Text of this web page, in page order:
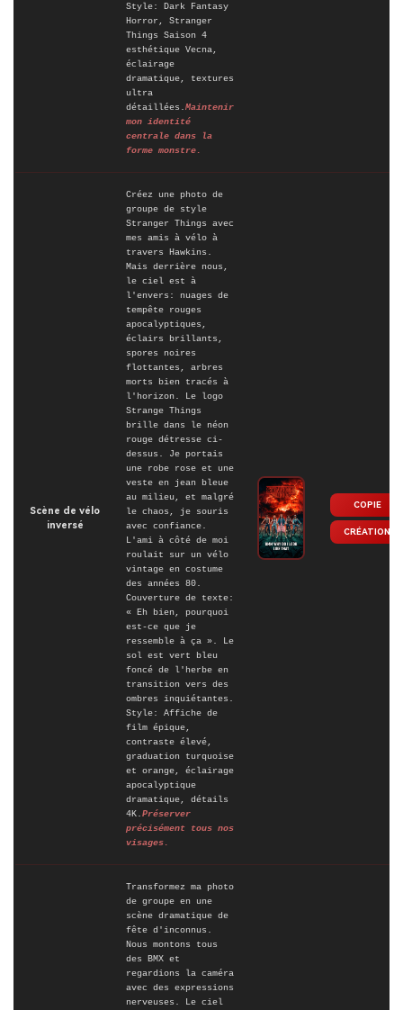
Style: Dark Fantasy
Horror, Stranger
Things Saison 4
esthétique Vecna,
éclairage
dramatique, textures
ultra
détaillées.Maintenir
mon identité
centrale dans la
forme monstre.
Scène de vélo
inversé
Créez une photo de
groupe de style
Stranger Things avec
mes amis à vélo à
travers Hawkins.
Mais derrière nous,
le ciel est à
l'envers: nuages de
tempête rouges
apocalyptiques,
éclairs brillants,
spores noires
flottantes, arbres
morts bien tracés à
l'horizon. Le logo
Strange Things
brille dans le néon
rouge détresse ci-
dessus. Je portais
une robe rose et une
veste en jean bleue
au milieu, et malgré
le chaos, je souris
avec confiance.
L'ami à côté de moi
roulait sur un vélo
vintage en costume
des années 80.
Couverture de texte:
« Eh bien, pourquoi
est-ce que je
ressemble à ça ». Le
sol est vert bleu
foncé de l'herbe en
transition vers des
ombres inquiétantes.
Style: Affiche de
film épique,
contraste élevé,
graduation turquoise
et orange, éclairage
apocalyptique
dramatique, détails
4K.Préserver
précisément tous nos
visages.
COPIE
CRÉATION
Transformez ma photo
de groupe en une
scène dramatique de
fête d'inconnus.
Nous montons tous
des BMX et
regardions la caméra
avec des expressions
nerveuses. Le ciel